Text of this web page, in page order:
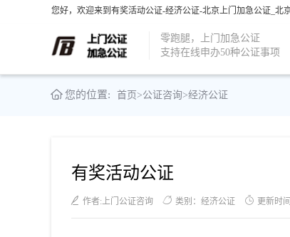
您好，欢迎来到有奖活动公证-经济公证-北京上门加急公证_北
零跑腿，上门加急公证
支持在线申办50种公证事项
您的位置: 首页>公证咨询>经济公证
有奖活动公证
作者:上门公证咨询 类别：经济公证 更新时